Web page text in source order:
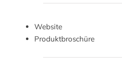
Website
Produktbroschüre